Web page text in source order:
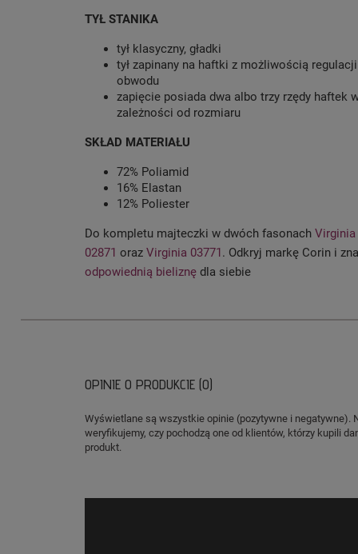
TYŁ STANIKA
tył klasyczny, gładki
tył zapinany na haftki z możliwością regulacji
obwodu
zapięcie posiada dwa albo trzy rzędy haftek
zależności od rozmiaru
SKŁAD MATERIAŁU
72% Poliamid
16% Elastan
12% Poliester
Do kompletu majteczki w dwóch fasonach Virginia
02871 oraz Virginia 03771. Odkryj markę Corin i
odpowiednią bieliznę dla siebie
OPINIE O PRODUKCIE (0)
Wyświetlane są wszystkie opinie (pozytywne i negatywne).
weryfikujemy, czy pochodzą one od klientów, którzy kupili
produkt.